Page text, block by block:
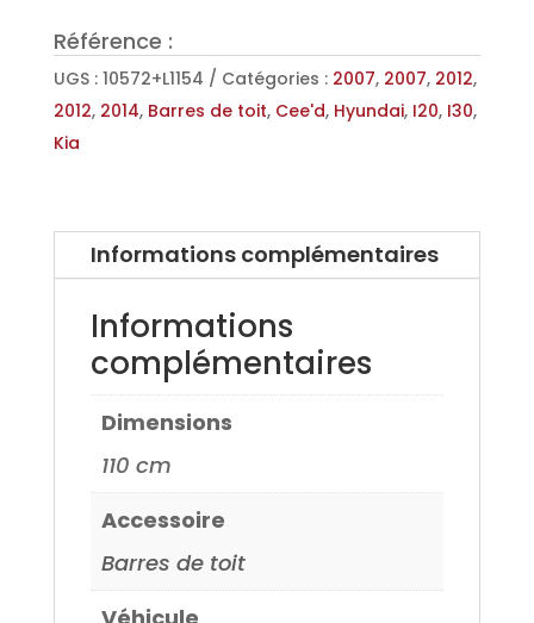
en
Acier
pour
Kia
12>,
Hyundai
Hyundai
Référence :
UGS : 10572+L1154 Catégories : 2007, 2007, 2012,
2012, 2014, Barres de toit, Cee'd, Hyundai, I20, I30,
Kia
Informations complémentaires
Informations
complémentaires
Dimensions
110 cm
Accessoire
Barres de toit